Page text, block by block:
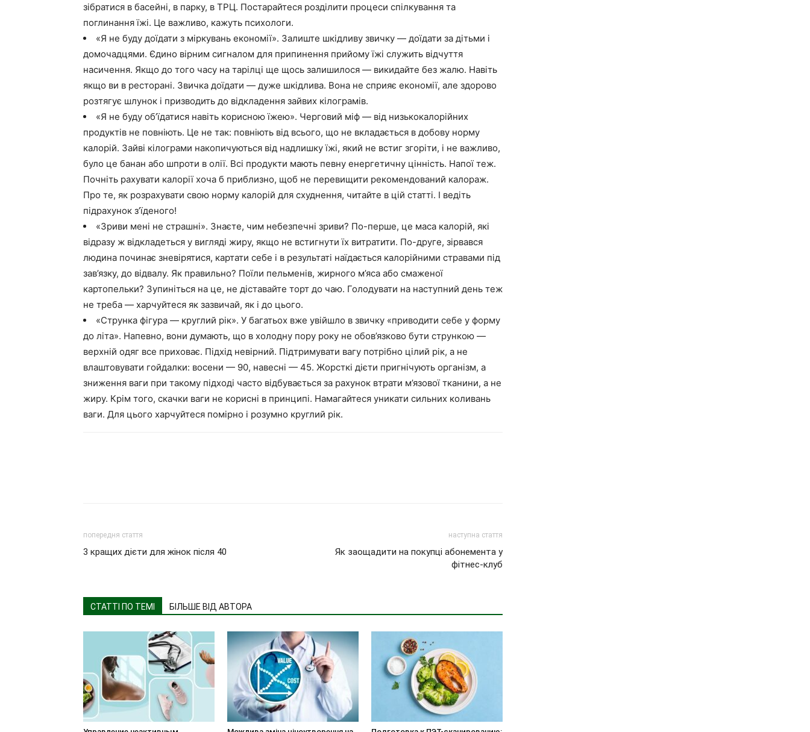
зібратися в басейні, в парку, в ТРЦ. Постарайтеся розділити процеси спілкування та
поглинання їжі. Це важливо, кажуть психологи.
«Я не буду доїдати з міркувань економії». Залиште шкідливу звичку — доїдати за дітьми і
домочадцями. Єдино вірним сигналом для припинення прийому їжі служить відчуття
насичення. Якщо до того часу на тарілці ще щось залишилося — викидайте без жалю. Навіть
якщо ви в ресторані. Звичка доїдати — дуже шкідлива. Вона не сприяє економії, але здорово
розтягує шлунок і призводить до відкладення зайвих кілограмів.
«Я не буду об’їдатися навіть корисною їжею». Черговий міф — від низькокалорійних
продуктів не повніють. Це не так: повніють від всього, що не вкладається в добову норму
калорій. Зайві кілограми накопичуються від надлишку їжі, який не встиг згоріти, і не важливо,
було це банан або шпроти в олії. Всі продукти мають певну енергетичну цінність. Напої теж.
Почніть рахувати калорії хоча б приблизно, щоб не перевищити рекомендований калораж.
Про те, як розрахувати свою норму калорій для схуднення, читайте в цій статті. І ведіть
підрахунок з’їденого!
«Зриви мені не страшні». Знаєте, чим небезпечні зриви? По-перше, це маса калорій, які
відразу ж відкладеться у вигляді жиру, якщо не встигнути їх витратити. По-друге, зірвався
людина починає зневірятися, картати себе і в результаті наїдається калорійними стравами під
зав’язку, до відвалу. Як правильно? Поїли пельменів, жирного м’яса або смаженої
картопельки? Зупиніться на це, не діставайте торт до чаю. Голодувати на наступний день теж
не треба — харчуйтеся як зазвичай, як і до цього.
«Струнка фігура — круглий рік». У багатьох вже увійшло в звичку «приводити себе у форму
до літа». Напевно, вони думають, що в холодну пору року не обов’язково бути стрункою —
верхній одяг все приховає. Підхід невірний. Підтримувати вагу потрібно цілий рік, а не
влаштовувати гойдалки: восени — 90, навесні — 45. Жорсткі дієти пригнічують організм, а
зниження ваги при такому підході часто відбувається за рахунок втрати м’язової тканини, а не
жиру. Крім того, скачки ваги не корисні в принципі. Намагайтеся уникати сильних коливань
ваги. Для цього харчуйтеся помірно і розумно круглий рік.
попередня стаття
3 кращих дієти для жінок після 40
наступна стаття
Як заощадити на покупці абонемента у
фітнес-клуб
СТАТТІ ПО ТЕМІ БІЛЬШЕ ВІД АВТОРА